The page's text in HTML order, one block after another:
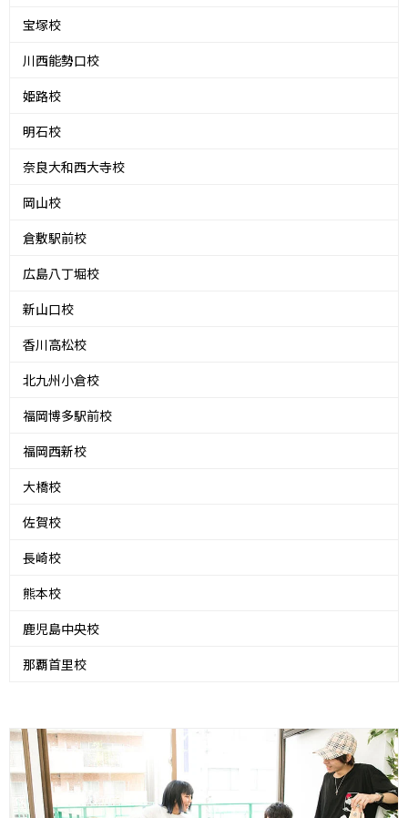
宝塚校
川西能勢口校
姫路校
明石校
奈良大和西大寺校
岡山校
倉敷駅前校
広島八丁堀校
新山口校
香川高松校
北九州小倉校
福岡博多駅前校
福岡西新校
大橋校
佐賀校
長崎校
熊本校
鹿児島中央校
那覇首里校